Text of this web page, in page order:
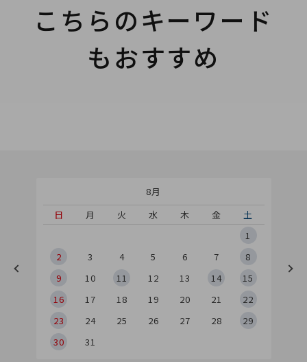
こちらのキーワード
もおすすめ
8月
日
月 火 水 木 金
土
1
2
3 4 5 6 7
8
9
10 11 12 13 14
15
16
17 18 19 20 21
22
23
24 25 26 27 28
29
30
31